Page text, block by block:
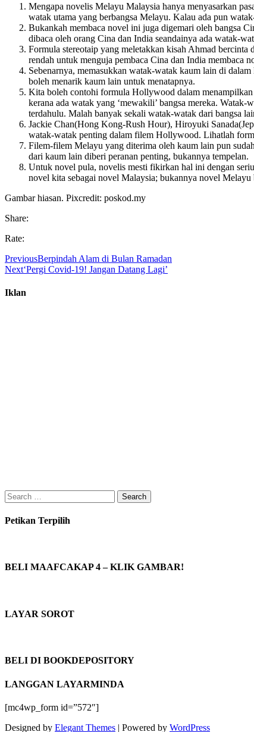
Mengapa novelis Melayu Malaysia hanya menyasarkan
watak utama yang berbangsa Melayu. Kalau ada pun
Bukankah membaca novel ini juga digemari oleh bangsa
dibaca oleh orang Cina dan India seandainya ada watak-
Formula stereotaip yang meletakkan kisah Ahmad
rendah untuk menguja pembaca Cina dan India membaca
Sebenarnya, memasukkan watak-watak kaum lain di
boleh menarik kaum lain untuk menatapnya.
Kita boleh contohi formula Hollywood dalam
kerana ada watak yang ‘mewakili’ bangsa mereka.
terdahulu. Malah banyak sekali watak-watak dari bangsa
Jackie Chan(Hong Kong-Rush Hour), Hiroyuki
watak-watak penting dalam filem Hollywood. Lihatlah
Filem-filem Melayu yang diterima oleh kaum lain pun
dari kaum lain diberi peranan penting, bukannya tempelan.
Untuk novel pula, novelis mesti fikirkan hal ini dengan
novel kita sebagai novel Malaysia; bukannya novel
Gambar hiasan. Pixcredit: poskod.my
Share:
Rate:
PreviousBerpindah Alam di Bulan Ramadan
Next‘Pergi Covid-19! Jangan Datang Lagi’
Iklan
Search
for:
Petikan Terpilih
BELI MAAFCAKAP 4 – KLIK GAMBAR!
LAYAR SOROT
BELI DI BOOKDEPOSITORY
LANGGAN LAYARMINDA
[mc4wp_form id=”572″]
Designed by Elegant Themes | Powered by WordPress